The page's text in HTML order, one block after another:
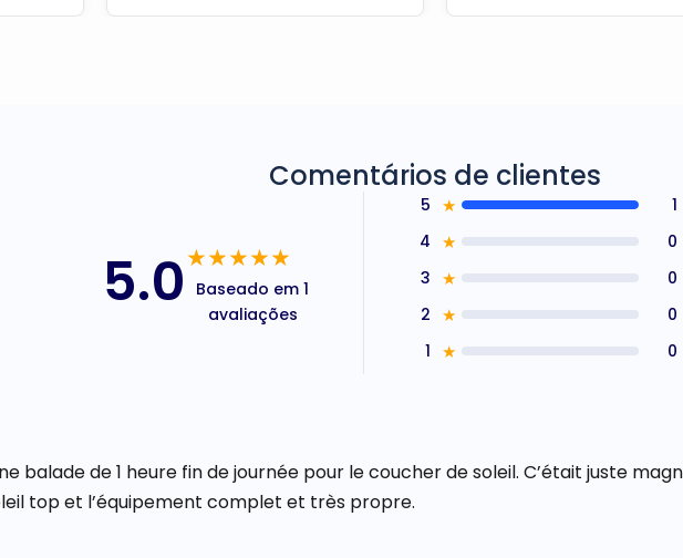
Comentários de clientes
5.0★★★★★
Baseado em 1
avaliações
5 ★
1
4 ★
0
3 ★
0
2 ★
0
1 ★ 0
balade de 1 heure fin de journée pour le coucher de soleil. C’était juste
top et l’équipement complet et très propre.